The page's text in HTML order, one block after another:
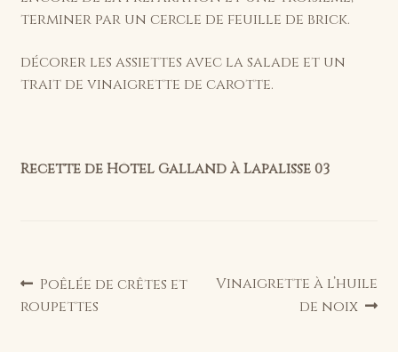
terminer par un cercle de feuille de brick.
décorer les assiettes avec la salade et un
trait de vinaigrette de carotte.
Recette de Hôtel Galland à Lapalisse 03
Navigation
de
Article
précédent :
Poêlée de crêtes et
roupettes
Article
Vinaigrette à l’huile
de noix